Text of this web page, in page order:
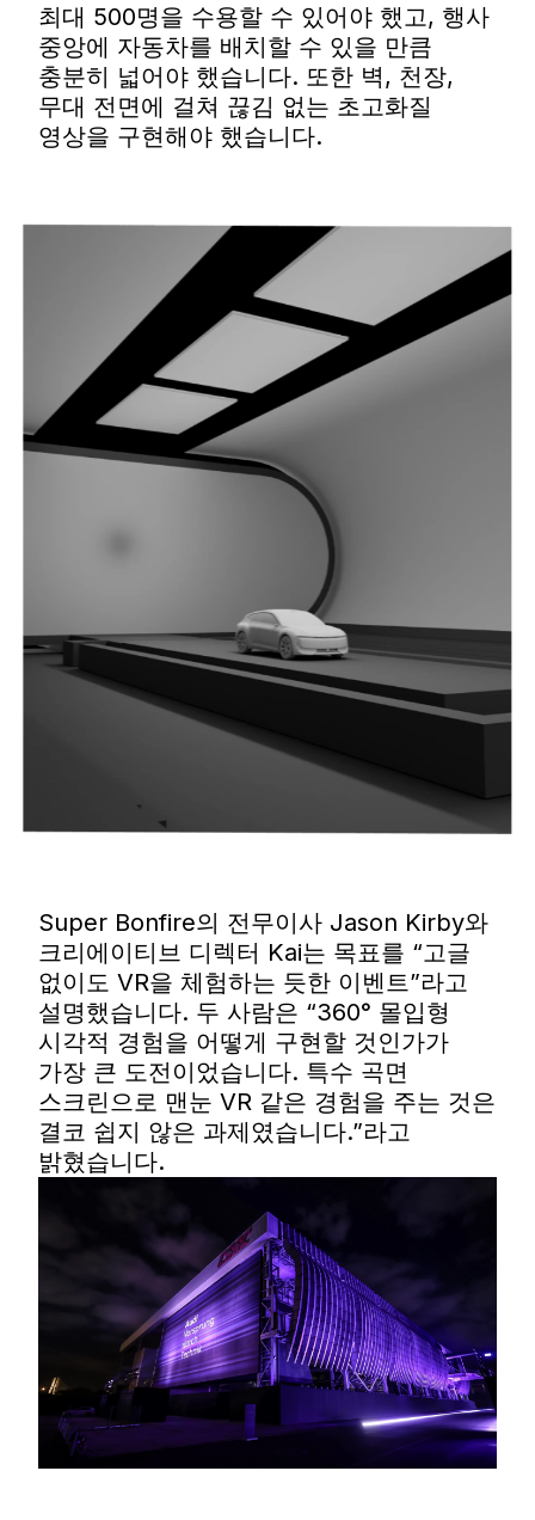
최대 500명을 수용할 수 있어야 했고, 행사
중앙에 자동차를 배치할 수 있을 만큼
충분히 넓어야 했습니다. 또한 벽, 천장,
무대 전면에 걸쳐 끊김 없는 초고화질
영상을 구현해야 했습니다.
Super Bonfire의 전무이사 Jason Kirby와
크리에이티브 디렉터 Kai는 목표를 “고글
없이도 VR을 체험하는 듯한 이벤트”라고
설명했습니다. 두 사람은 “360° 몰입형
시각적 경험을 어떻게 구현할 것인가가
가장 큰 도전이었습니다. 특수 곡면
스크린으로 맨눈 VR 같은 경험을 주는 것은
결코 쉽지 않은 과제였습니다.”라고
밝혔습니다.